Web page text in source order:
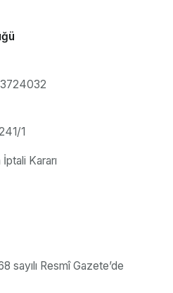
1
Kararı
Resmî Gazete’de